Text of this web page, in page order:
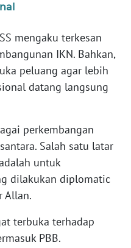
mengaku terkesan
IKN. Bahkan,
peluang agar lebih
datang langsung
perkembangan
Salah satu latar
untuk
dilakukan diplomatic
Allan.
terbuka terhadap
PBB.